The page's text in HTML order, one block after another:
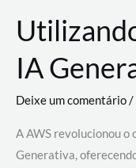
IA
Deixe um comentário/
A AWS revolucionou
Generativa,